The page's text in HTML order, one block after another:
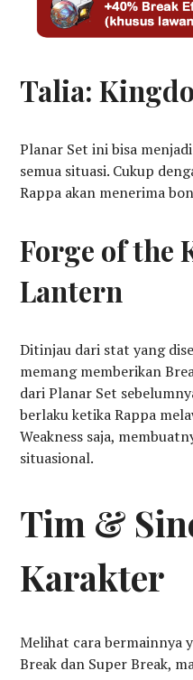
Talia:
Planar Set ini bisa
semua situasi. Cukup
Rappa akan menerima
Forge of the
Lantern
Ditinjau dari stat yang
memang memberikan
dari Planar Set
berlaku ketika Rappa
Weakness saja,
situasional.
Tim &
Karakter
Melihat cara bermainnya
Break dan Super Break,